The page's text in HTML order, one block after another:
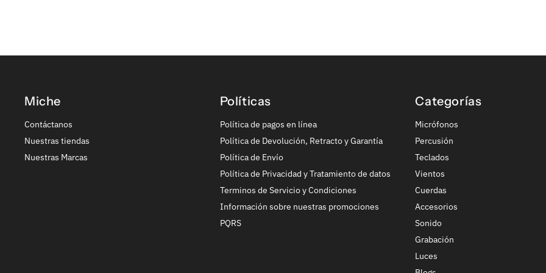
Miche
Contáctanos
Nuestras tiendas
Nuestras Marcas
Políticas
Política de pagos en línea
Política de Devolución, Retracto y Garantía
Política de Envío
Política de Privacidad y Tratamiento de datos
Terminos de Servicio y Condiciones
Información sobre nuestras promociones
PQRS
Categorías
Micrófonos
Percusión
Teclados
Vientos
Cuerdas
Accesorios
Sonido
Grabación
Luces